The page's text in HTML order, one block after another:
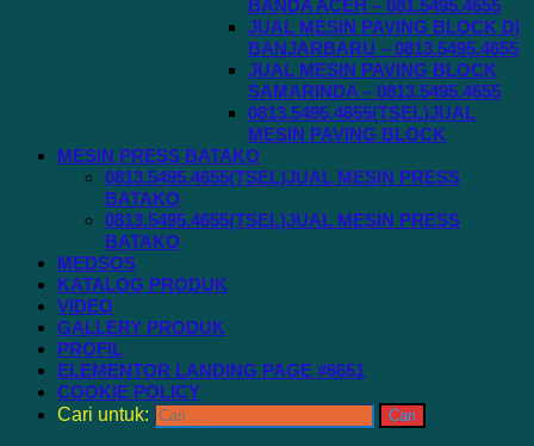
BANDA ACEH – 081.5495.4655
JUAL MESIN PAVING BLOCK DI
BANJARBARU – 0813.5495.4655
JUAL MESIN PAVING BLOCK
SAMARINDA – 0813.5495.4655
0813.5495.4655(TSEL)JUAL
MESIN PAVING BLOCK
MESIN PRESS BATAKO
0813.5495.4655(TSEL)JUAL MESIN PRESS
BATAKO
0813.5495.4655(TSEL)JUAL MESIN PRESS
BATAKO
MEDSOS
KATALOG PRODUK
VIDEO
GALLERY PRODUK
PROFIL
ELEMENTOR LANDING PAGE #6651
COOKIE POLICY
Cari untuk: